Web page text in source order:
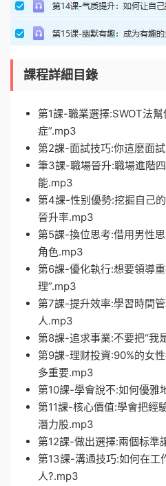
課程詳細目錄
第1課-職業選擇:SWOT法
症”.mp3
第2課-面試技巧:你這麽面
筆3課-職場晉升:職場進階
能.mp3
第4課-性别優勢:挖掘自己
晉升率.mp3
第5課-換位思考:借用男性
角色.mp3
第6課-優化執行:想要領導
理”.mp3
第7課-提升效率:學習時間
人.mp3
第8課-追求事業:不要把“我
第9課-理财投資:90%的女
多重要.mp3
第10課-學會說不:如何優雅
第11課-核心價值:學會把經
潛力股.mp3
第12課-做出選擇:兩個标準
第13課-溝通技巧:如何在工
人?.mp3